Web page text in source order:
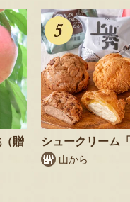
贈
シュークリーム
山から